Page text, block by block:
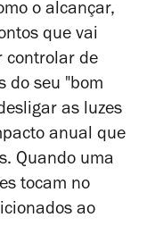
o alcançar,
que vai
controlar de
do seu "bom
as luzes
anual que
Quando uma
tocam no
ao